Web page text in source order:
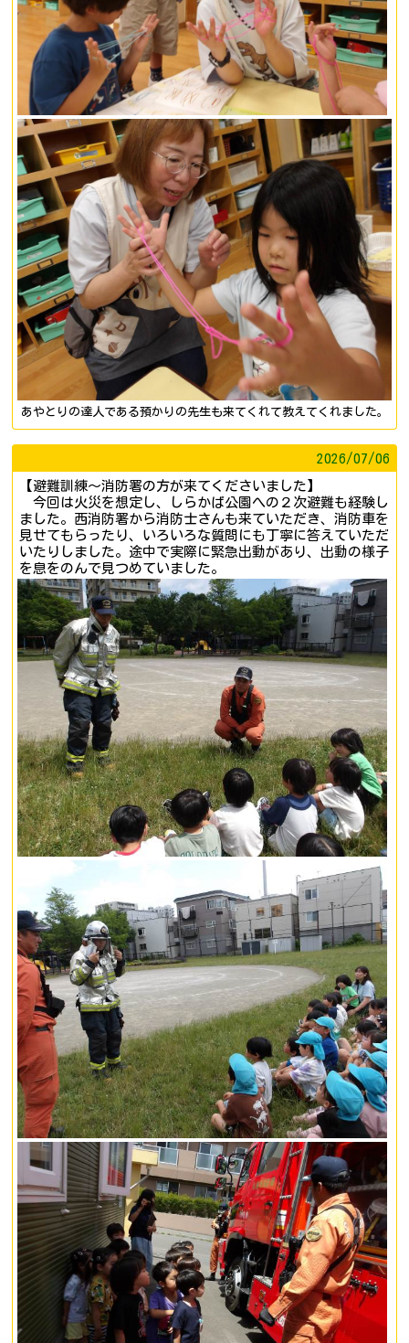
あやとりの達人である預かりの先生も来てくれて教えてくれました。
2026/07/06
【避難訓練～消防署の方が来てくださいました】
今回は火災を想定し、しらかば公園への２次避難も経験し
ました。西消防署から消防士さんも来ていただき、消防車を
見せてもらったり、いろいろな質問にも丁寧に答えていただ
いたりしました。途中で実際に緊急出動があり、出動の様子
を息をのんで見つめていました。